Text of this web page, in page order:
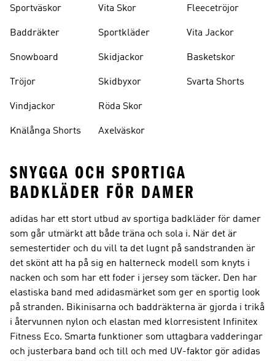
Sportväskor
Baddräkter
Snowboard
Tröjor
Vindjackor
Knälånga Shorts
Vita Skor
Sportkläder
Skidjackor
Skidbyxor
Röda Skor
Axelväskor
Fleecetröjor
Vita Jackor
Basketskor
Svarta Shorts
SNYGGA OCH SPORTIGA
BADKLÄDER FÖR DAMER
adidas har ett stort utbud av sportiga badkläder för damer
som går utmärkt att både träna och sola i. När det är
semestertider och du vill ta det lugnt på sandstranden är
det skönt att ha på sig en halterneck modell som knyts i
nacken och som har ett foder i jersey som täcker. Den har
elastiska band med adidasmärket som ger en sportig look
på stranden. Bikinisarna och baddräkterna är gjorda i trikå
i återvunnen nylon och elastan med klorresistent Infinitex
Fitness Eco. Smarta funktioner som uttagbara vadderingar
och justerbara band och till och med UV-faktor gör adidas